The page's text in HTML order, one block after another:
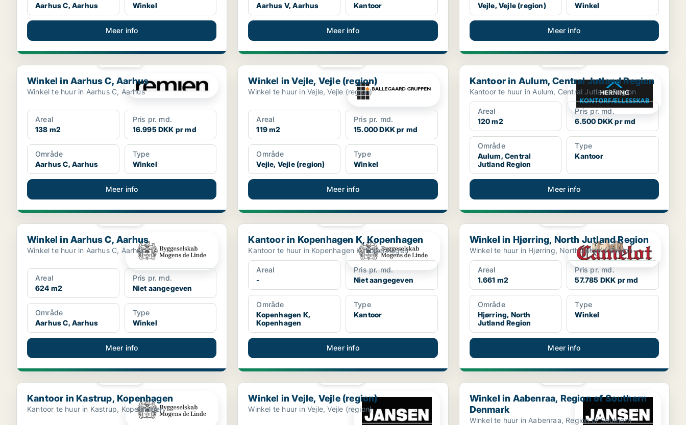
Aarhus C, Aarhus
Winkel
Meer info
Aarhus V, Aarhus
Kantoor
Meer info
Vejle, Vejle (region)
Winkel
Meer info
Winkel in Aarhus C, Aarhus
Winkel in Aarhus C, Aarhus
Winkel te huur in Aarhus C, Aarhus
Areal
138 m2
Pris pr. md.
16.995 DKK pr md
Område
Aarhus C, Aarhus
Type
Winkel
Meer info
Winkel in Vejle, Vejle (region)
Winkel in Vejle, Vejle (region)
Winkel te huur in Vejle, Vejle (region)
Areal
119 m2
Pris pr. md.
15.000 DKK pr md
Område
Vejle, Vejle (region)
Type
Winkel
Meer info
Kantoor in Aulum, Central Jutland Region
Kantoor in Aulum, Central Jutland Region
Kantoor te huur in Aulum, Central Jutland Region
Areal
120 m2
Pris pr. md.
6.500 DKK pr md
Område
Aulum, Central
Jutland Region
Type
Kantoor
Meer info
Winkel in Aarhus C, Aarhus
Winkel in Aarhus C, Aarhus
Winkel te huur in Aarhus C, Aarhus
Areal
624 m2
Pris pr. md.
Niet aangegeven
Område
Aarhus C, Aarhus
Type
Winkel
Meer info
Kantoor in Kopenhagen K, Kopenhagen
Kantoor in Kopenhagen K, Kopenhagen
Kantoor te huur in Kopenhagen K, Kopenhagen
Areal
-
Pris pr. md.
Niet aangegeven
Område
Kopenhagen K,
Kopenhagen
Type
Kantoor
Meer info
Winkel in Hjørring, North Jutland Region
Winkel in Hjørring, North Jutland Region
Winkel te huur in Hjørring, North Jutland Region
Areal
1.661 m2
Pris pr. md.
57.785 DKK pr md
Område
Hjørring, North
Jutland Region
Type
Winkel
Meer info
Kantoor in Kastrup, Kopenhagen
Kantoor in Kastrup, Kopenhagen
Kantoor te huur in Kastrup, Kopenhagen
Winkel in Vejle, Vejle (region)
Winkel in Vejle, Vejle (region)
Winkel te huur in Vejle, Vejle (region)
Winkel in Aabenraa, Region of Southern Denmark
Winkel in Aabenraa, Region of Southern
Denmark
Winkel te huur in Aabenraa, Region of Southern